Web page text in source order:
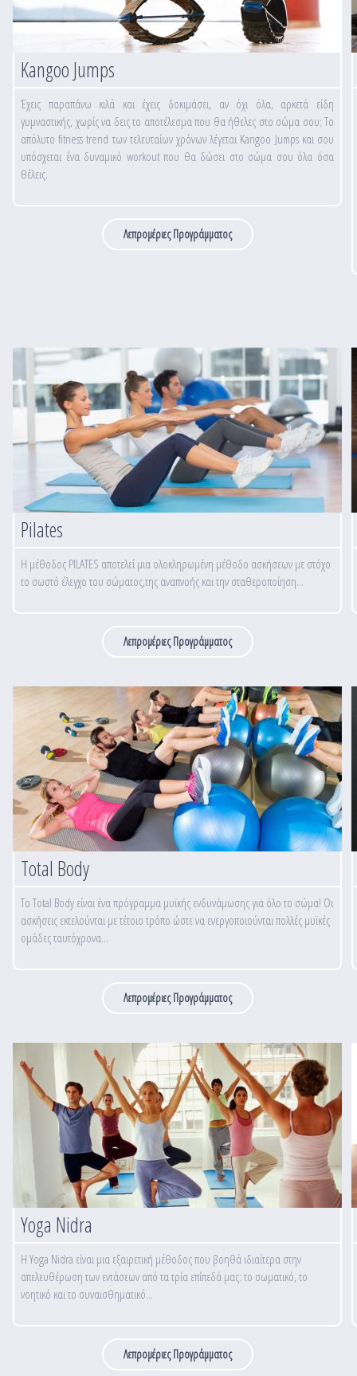
Kangoo Jumps
Έχεις παραπάνω κιλά και έχεις δοκιμάσει, αν όχι όλα, αρκετά είδη
γυμναστικής, χωρίς να δεις το αποτέλεσμα που θα ήθελες στο σώμα σου; Το
απόλυτο fitness trend των τελευταίων χρόνων λέγεται Kangoo Jumps και σου
υπόσχεται ένα δυναμικό workout που θα δώσει στο σώμα σου όλα όσα
θέλεις.
Λεπρομέριες Προγράμματος
Pilates
Η μέθοδος PILATES αποτελεί μια ολοκληρωμένη μέθοδο ασκήσεων με στόχο
το σωστό έλεγχο του σώματος,της αναπνοής και την σταθεροποίηση...
Λεπρομέριες Προγράμματος
Total Body
Το Total Body είναι ένα πρόγραμμα μυϊκής ενδυνάμωσης για όλο το σώμα! Οι
ασκήσεις εκτελούνται με τέτοιο τρόπο ώστε να ενεργοποιούνται πολλές μυϊκές
ομάδες ταυτόχρονα...
Λεπρομέριες Προγράμματος
Yoga Nidra
Η Yoga Nidra είναι μια εξαιρετική μέθοδος που βοηθά ιδιαίτερα στην
απελευθέρωση των εντάσεων από τα τρία επίπεδά μας: το σωματικό, το
νοητικό και το συναισθηματικό...
Λεπρομέριες Προγράμματος